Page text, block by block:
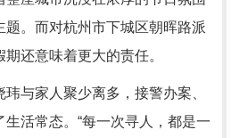
题。而对杭州市下城区朝晖路派
还意味着更大的责任。
家人聚少离多，接警办案、
活常态。“每一次寻人，都是一